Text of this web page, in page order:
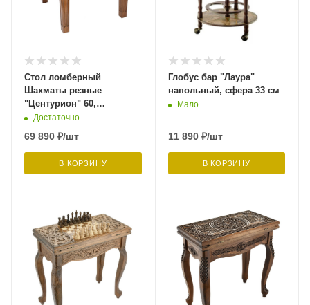
Стол ломберный
Шахматы резные
"Центурион" 60,
Harutyunyan
Достаточно
69 890 ₽/шт
В КОРЗИНУ
Глобус бар "Лаура"
напольный, сфера 33 см
Мало
11 890₽/шт
В КОРЗИНУ